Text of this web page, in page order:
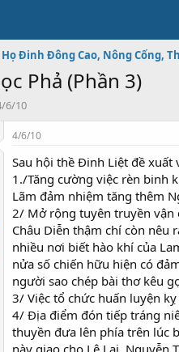
Họ Đinh Đông Cao, Nông Cống,
Phả (Phần 3)
6/10
4/6/10
Sau hội thề Đinh Liệt đề xuất
1./Tăng cường việc rèn binh
Lãm đảm nhiệm tăng thêm
2/ Mở rộng tuyên truyền vận
Châu Diễn thậm chí còn nêu
nhiều nơi biết hào khí của
nửa số chiến hữu hiện có
người sao chép bài thơ kêu
3/ Việc tổ chức huấn luyện
4/ Địa điểm đón tiếp tráng
thuyền đưa lên phía trên lúc
này giao cho Lê Lai, Nguyễn